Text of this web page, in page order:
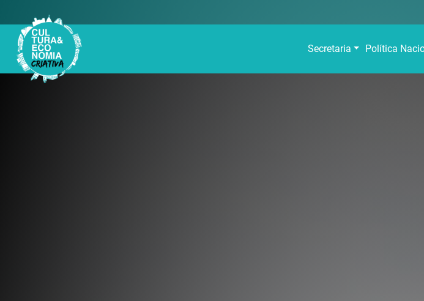
Secretaria Política